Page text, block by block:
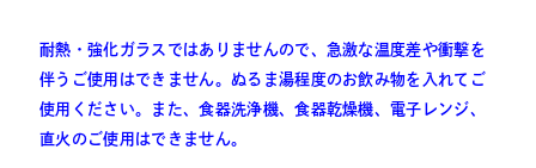
耐熱・強化ガラスではありませんので、急激な温度差や衝撃を
伴うご使用はできません。ぬるま湯程度のお飲み物を入れてご
使用ください。また、食器洗浄機、食器乾燥機、電子レンジ、
直火のご使用はできません。